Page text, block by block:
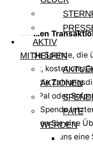
AKTIV
MITHELFEN
AKTIONEN
PATE
WERDEN
Wann fallen
Jede Spende, die
läuft, kostet uns
auf die
PayPal oder
Ihre Spende
Führen Sie eine
erlauben uns